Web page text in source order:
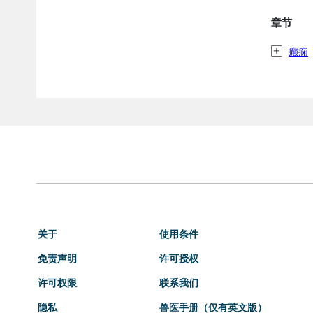
章节
癫痫
关于
免责声明
许可权限
隐私
使用条件
许可授权
联系我们
兽医手册（仅有英文版）